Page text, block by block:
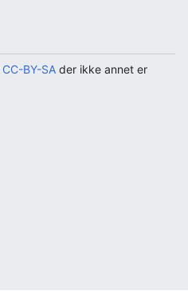
CC-BY-SA der ikke annet er